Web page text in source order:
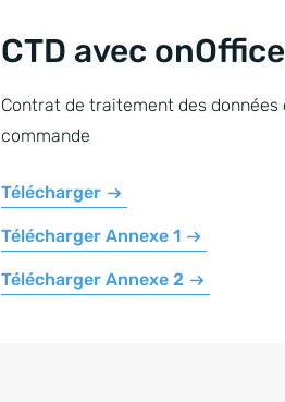
CTD avec onOffice
Contrat de traitement des données
commande
Télécharger
Télécharger Annexe 1
Télécharger Annexe 2